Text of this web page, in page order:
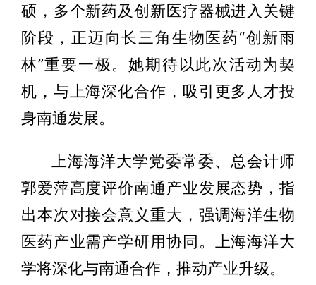
硕，多个新药及创新医疗器械进入关键
阶段，正迈向长三角生物医药“创新雨
林”重要一极。她期待以此次活动为契
机，与上海深化合作，吸引更多人才投
身南通发展。
上海海洋大学党委常委、总会计师
郭爱萍高度评价南通产业发展态势，指
出本次对接会意义重大，强调海洋生物
医药产业需产学研用协同。上海海洋大
学将深化与南通合作，推动产业升级。